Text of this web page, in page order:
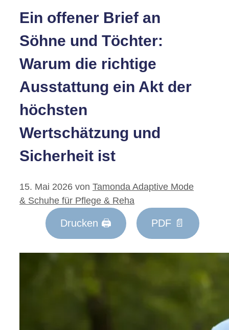
Ein offener Brief an
Söhne und Töchter:
Warum die richtige
Ausstattung ein Akt der
höchsten
Wertschätzung und
Sicherheit ist
15. Mai 2026 von Tamonda Adaptive Mode
& Schuhe für Pflege & Reha
Drucken 🖨 PDF 📄